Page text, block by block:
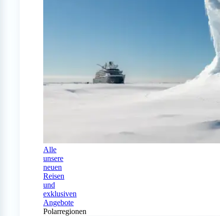
Alle
unsere
neuen
Reisen
und
exklusiven
Angebote
Polarregionen